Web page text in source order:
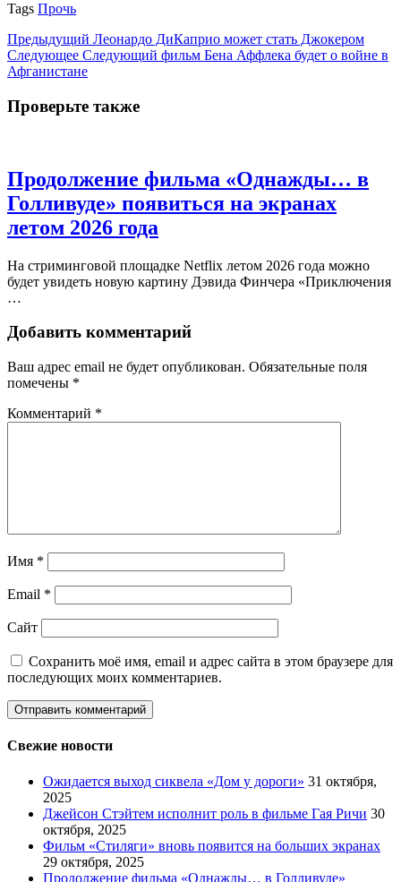
Tags Прочь
Предыдущий Леонардо ДиКаприо может стать Джокером
Следующее Следующий фильм Бена Аффлека будет о войне в
Афганистане
Проверьте также
Продолжение фильма «Однажды… в
Голливуде» появиться на экранах
летом 2026 года
На стриминговой площадке Netflix летом 2026 года можно
будет увидеть новую картину Дэвида Финчера «Приключения
…
Добавить комментарий
Ваш адрес email не будет опубликован. Обязательные поля
помечены *
Комментарий *
Имя *
Email *
Сайт
Сохранить моё имя, email и адрес сайта в этом браузере для
последующих моих комментариев.
Свежие новости
Ожидается выход сиквела «Дом у дороги» 31 октября,
2025
Джейсон Стэйтем исполнит роль в фильме Гая Ричи 30
октября, 2025
Фильм «Стиляги» вновь появится на больших экранах
29 октября, 2025
Продолжение фильма «Однажды… в Голливуде»